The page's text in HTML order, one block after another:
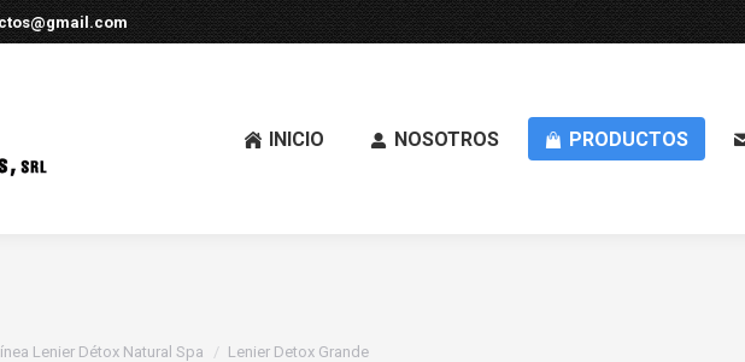
INICIO NOSOTROS PRODUCTOS
Lenier Détox Natural Spa Lenier Detox Grande